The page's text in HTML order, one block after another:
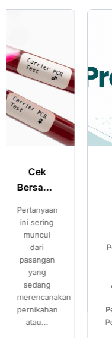
Hari
Lupus
Kenali
Gejala
Lupus
dan
Pentingnya
Pemeriksaan
ANA IF
Deteksi
Lupus:
Kenapa
Perlu ANA
Profil
Setelah
ANA IF?
Ini
Penjelasannya
Pemeriksaan...